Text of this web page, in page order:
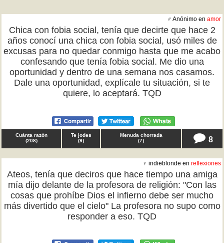
♂ Anónimo en amor
Chica con fobia social, tenía que decirte que hace 2
años conocí una chica con fobia social, usó miles de
excusas para no quedar conmigo hasta que me acabo
confesando que tenía fobia social. Me dio una
oportunidad y dentro de una semana nos casamos.
Dale una oportunidad, explícale tu situación, si te
quiere, lo aceptará. TQD
Cuánta razón
(208)
Te jodes
(9)
Menuda chorrada
(7) 8
♀ indieblonde en reflexiones
Ateos, tenía que deciros que hace tiempo una amiga
mía dijo delante de la profesora de religión: "Con las
cosas que prohíbe Dios el infierno debe ser mucho
más divertido que el cielo" La profesora no supo como
responder a eso. TQD